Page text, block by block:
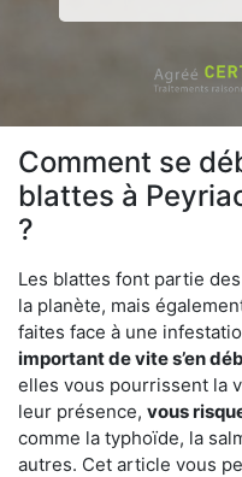
Comment se
blattes à
?
Les blattes font partie
la planète, mais
faites face à une
important de vite s’en
elles vous pourrissent la
leur présence, vous
comme la typhoïde, la
autres. Cet article vous